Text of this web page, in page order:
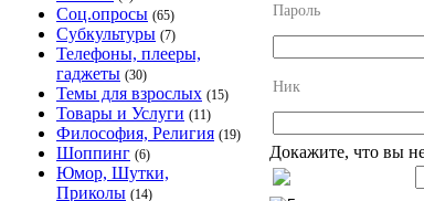
Соц.опросы (65)
Субкультуры (7)
Телефоны, плееры,
гаджеты (30)
Темы для взрослых (15)
Товары и Услуги (11)
Философия, Религия (19)
Шоппинг (6)
Юмор, Шутки,
Приколы (14)
Пароль
Ник
Докажите, что вы